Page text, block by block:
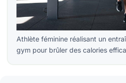
Athlète féminine réalisant un
gym pour brûler des calories